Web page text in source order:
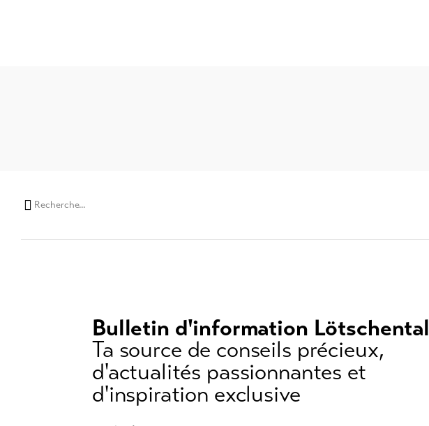
Chaine
Bulletin d'information Lötschental
Ta source de conseils précieux,
d'actualités passionnantes et
d'inspiration exclusive